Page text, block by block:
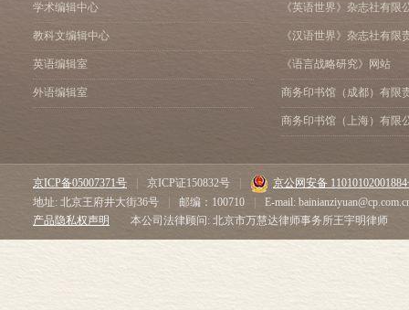
者、漫游者、
点，你们肯定
的或宗教的事
人，但他常常
之物的画家。
和加瓦尔尼之
疑风雅的历史
学术编辑中心
教科文编辑中心
英语编辑室
外语编辑室
《英语世界》杂志社有限
《汉语世界》杂志社有限
《语言战略研究》网站
商务印书馆（成都）有限
商务印书馆（上海）有限
京ICP备05007371号 京ICP证150832号
京公网安备
地址: 北京王府井大街36号
邮编：100710
E-mail:
产品隐私权声明
本公司法律顾问: 北京市万慧达律师事务所王宇明律师